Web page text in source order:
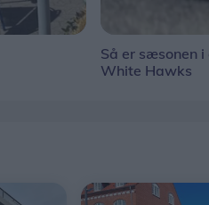
Så er sæsonen
White Hawks